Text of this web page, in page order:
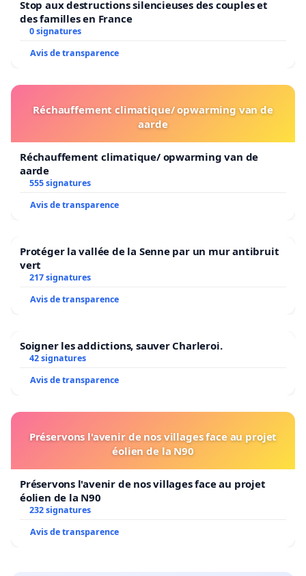
Stop aux destructions silencieuses des couples et
des familles en France
0 signatures
Avis de transparence
Réchauffement climatique/ opwarming van de
aarde
Réchauffement climatique/ opwarming van de
aarde
555 signatures
Avis de transparence
Protéger la vallée de la Senne par un mur antibruit
vert
217 signatures
Avis de transparence
Soigner les addictions, sauver Charleroi.
42 signatures
Avis de transparence
Préservons l'avenir de nos villages face au projet
éolien de la N90
Préservons l'avenir de nos villages face au projet
éolien de la N90
232 signatures
Avis de transparence